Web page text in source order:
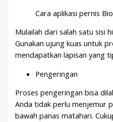
Cara aplikasi pernis
Mulailah dari salah satu sisi
Gunakan ujung kuas untuk
mendapatkan lapisan yang
Pengeringan
Proses pengeringan bisa
Anda tidak perlu menjemur
bawah panas matahari.